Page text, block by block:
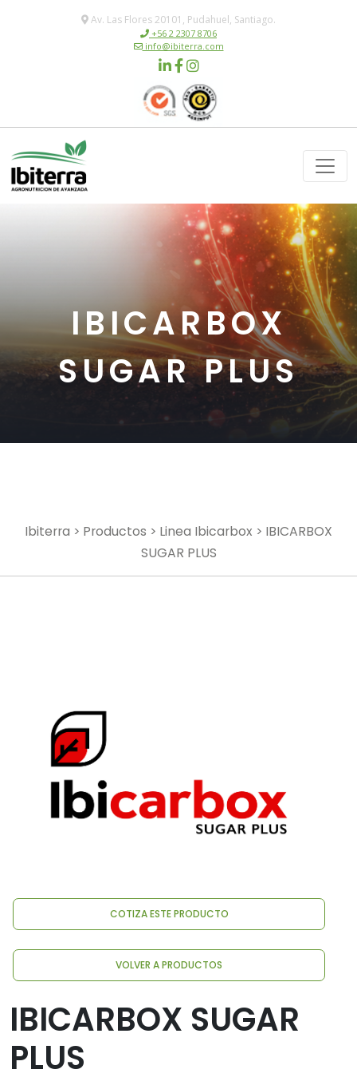
Av. Las Flores 20101, Pudahuel, Santiago.
+56 2 2307 8706
info@ibiterra.com
IBICARBOX
SUGAR PLUS
Ibiterra > Productos > Linea Ibicarbox > IBICARBOX
SUGAR PLUS
COTIZA ESTE PRODUCTO
VOLVER A PRODUCTOS
IBICARBOX SUGAR
PLUS